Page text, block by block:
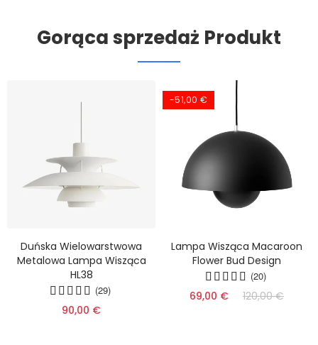
Gorąca sprzedaż Produkt
Duńska Wielowarstwowa
Metalowa Lampa Wisząca
HL38
(29)
90,00 €
-51,00 €
Lampa Wisząca Macaroon
Flower Bud Design
(20)
69,00 € 120,00 €